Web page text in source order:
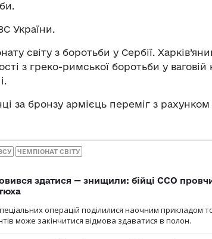
України.
світу з боротьби у Сербії.
з греко-римської боротьби у ваговій
за бронзу армієць переміг з рахунком
ЧЕМПІОНАТ СВІТУ
здатися — знищили: бійці ССО
операцій поділилися наочним прикладом
може закінчитися відмова здаватися в полон.